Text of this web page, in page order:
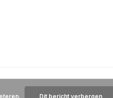
Dit bericht verbergen